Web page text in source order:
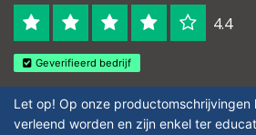
4.4
Geverifieerd bedrijf
Let op! Op onze productomschrijvingen
verleend worden en zijn enkel ter